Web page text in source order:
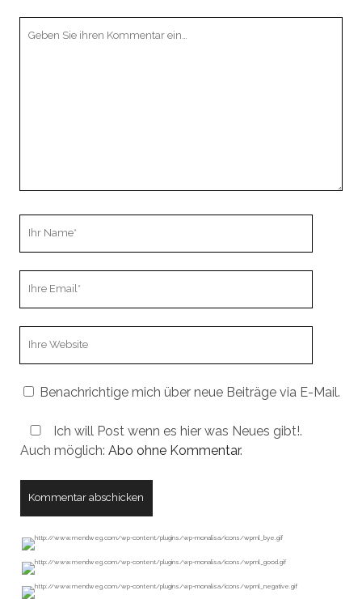
Benachrichtige mich über neue Beiträge via E-Mail.
Ich will Post wenn es hier was Neues gibt!.
Auch möglich: Abo ohne Kommentar.